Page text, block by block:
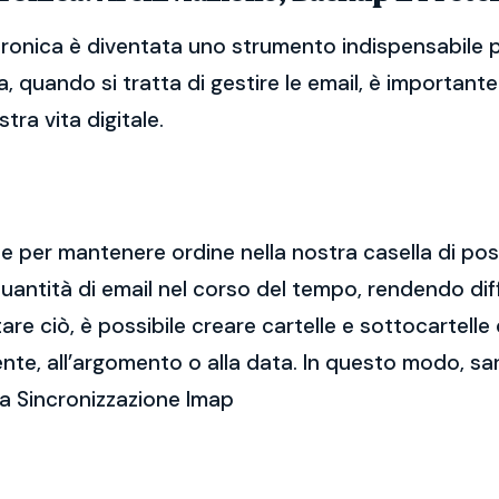
è diventata uno strumento indispensabile
quando si tratta di gestire le email, è
vita digitale.
per mantenere ordine nella nostra casella di
di email nel corso del tempo, rendendo
ciò, è possibile creare cartelle e
all’argomento o alla data. In questo modo,
Imap